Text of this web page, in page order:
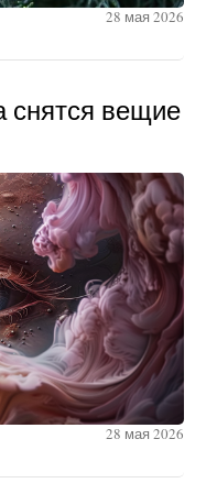
28 мая 2026
снятся вещие
28 мая 2026